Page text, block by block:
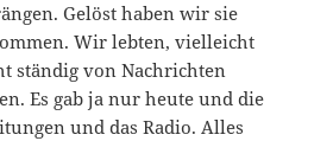
Gelöst haben wir sie
Wir lebten, vielleicht
ständig von Nachrichten
Es gab ja nur heute und die
und das Radio. Alles